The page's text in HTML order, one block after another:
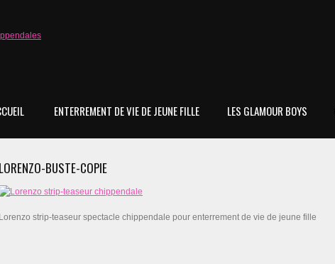
ENTERREMENT DE VIE DE JEUNE FILLE LES GLAMOUR BOYS
LORENZO-BUSTE-COPIE
Lorenzo strip-teaseur spectacle chippendale pour enterrement de vie de jeune fille